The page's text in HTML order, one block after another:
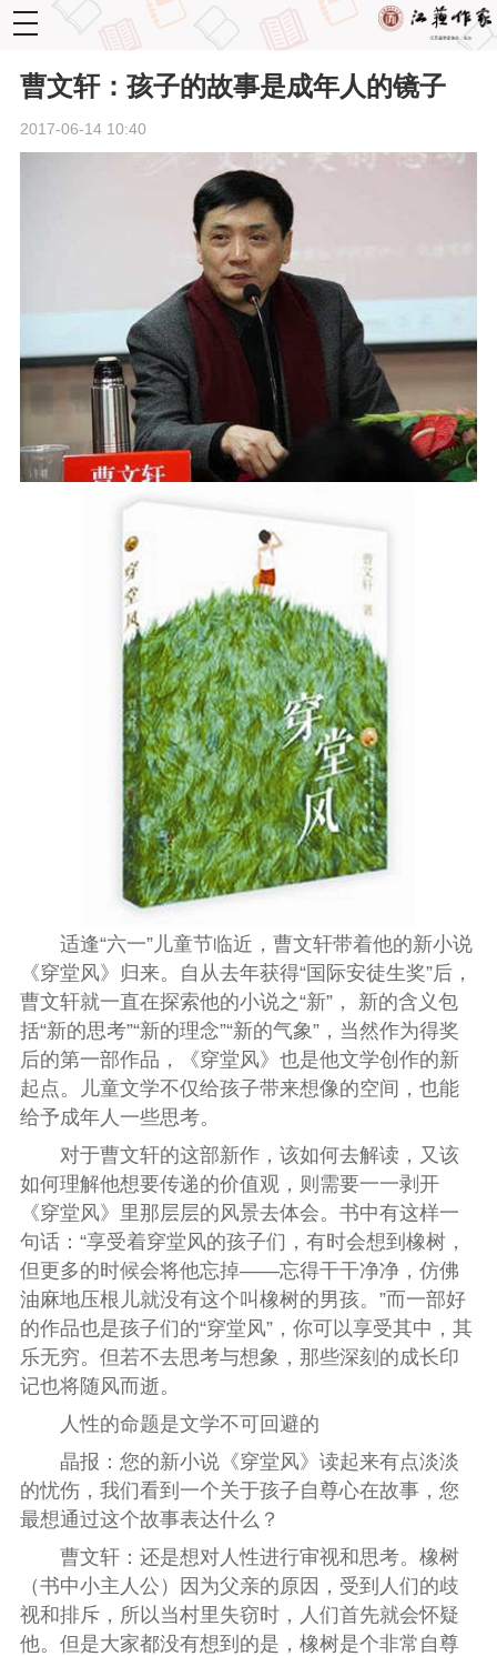
toggle
navigation
曹文轩：孩子的故事是成年人的镜子
2017-06-14 10:40
适逢“六一”儿童节临近，曹文轩带着他的新小说
《穿堂风》归来。自从去年获得“国际安徒生奖”后，
曹文轩就一直在探索他的小说之“新”， 新的含义包
括“新的思考”“新的理念”“新的气象”，当然作为得奖
后的第一部作品，《穿堂风》也是他文学创作的新
起点。儿童文学不仅给孩子带来想像的空间，也能
给予成年人一些思考。
对于曹文轩的这部新作，该如何去解读，又该
如何理解他想要传递的价值观，则需要一一剥开
《穿堂风》里那层层的风景去体会。书中有这样一
句话：“享受着穿堂风的孩子们，有时会想到橡树，
但更多的时候会将他忘掉——忘得干干净净，仿佛
油麻地压根儿就没有这个叫橡树的男孩。”而一部好
的作品也是孩子们的“穿堂风”，你可以享受其中，其
乐无穷。但若不去思考与想象，那些深刻的成长印
记也将随风而逝。
人性的命题是文学不可回避的
晶报：您的新小说《穿堂风》读起来有点淡淡
的忧伤，我们看到一个关于孩子自尊心在故事，您
最想通过这个故事表达什么？
曹文轩：还是想对人性进行审视和思考。橡树
（书中小主人公）因为父亲的原因，受到人们的歧
视和排斥，所以当村里失窃时，人们首先就会怀疑
他。但是大家都没有想到的是，橡树是个非常自尊